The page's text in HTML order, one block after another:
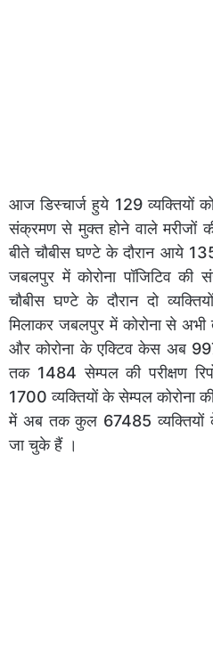
आज डिस्चार्ज हुये 129 व्यक्तियों
संक्रमण से मुक्त होने वाले मरीजों
बीते चौबीस घण्टे के दौरान आये
जबलपुर में कोरोना पॉजिटिव
चौबीस घण्टे के दौरान दो
मिलाकर जबलपुर में कोरोना से
और कोरोना के एक्टिव केस अब
तक 1484 सेम्पल की परीक्षण
1700 व्यक्तियों के सेम्पल
में अब तक कुल 67485 व्यक्तियों
जा चुके हैं ।